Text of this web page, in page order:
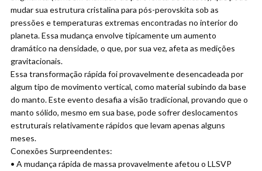
mudar sua estrutura cristalina para pós-perovskita sob as
pressões e temperaturas extremas encontradas no interior do
planeta. Essa mudança envolve tipicamente um aumento
dramático na densidade, o que, por sua vez, afeta as medições
gravitacionais.
Essa transformação rápida foi provavelmente desencadeada por
algum tipo de movimento vertical, como material subindo da base
do manto. Este evento desafia a visão tradicional, provando que o
manto sólido, mesmo em sua base, pode sofrer deslocamentos
estruturais relativamente rápidos que levam apenas alguns
meses.
Conexões Surpreendentes:
• A mudança rápida de massa provavelmente afetou o LLSVP